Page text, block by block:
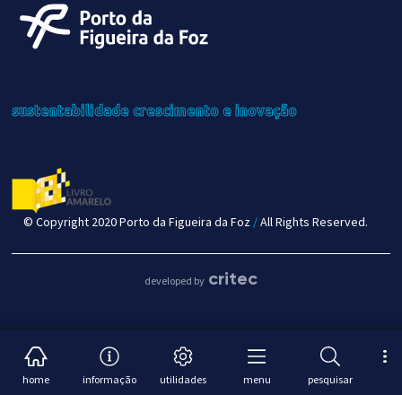
home informação utilidades menu pesquisar
sustentabilidadecrescimentoe inovação
© Copyright 2020 Porto da Figueira da Foz /All Rights Reserved.
developed by critec